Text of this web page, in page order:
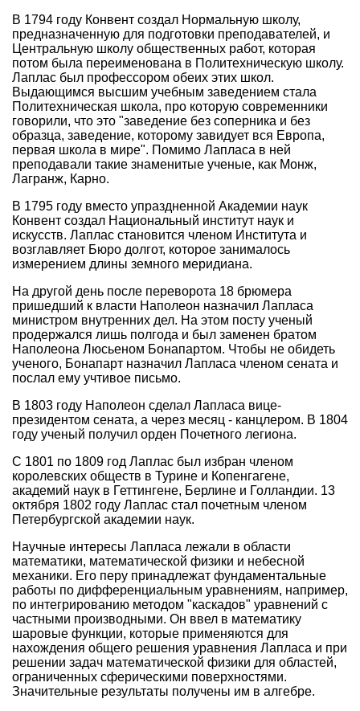
В 1794 году Конвент создал Нормальную школу,
предназначенную для подготовки преподавателей, и
Центральную школу общественных работ, которая
потом была переименована в Политехническую школу.
Лаплас был профессором обеих этих школ.
Выдающимся высшим учебным заведением стала
Политехническая школа, про которую современники
говорили, что это "заведение без соперника и без
образца, заведение, которому завидует вся Европа,
первая школа в мире". Помимо Лапласа в ней
преподавали такие знаменитые ученые, как Монж,
Лагранж, Карно.
В 1795 году вместо упраздненной Академии наук
Конвент создал Национальный институт наук и
искусств. Лаплас становится членом Института и
возглавляет Бюро долгот, которое занималось
измерением длины земного меридиана.
На другой день после переворота 18 брюмера
пришедший к власти Наполеон назначил Лапласа
министром внутренних дел. На этом посту ученый
продержался лишь полгода и был заменен братом
Наполеона Люсьеном Бонапартом. Чтобы не обидеть
ученого, Бонапарт назначил Лапласа членом сената и
послал ему учтивое письмо.
В 1803 году Наполеон сделал Лапласа вице-
президентом сената, а через месяц - канцлером. В 1804
году ученый получил орден Почетного легиона.
С 1801 по 1809 год Лаплас был избран членом
королевских обществ в Турине и Копенгагене,
академий наук в Геттингене, Берлине и Голландии. 13
октября 1802 году Лаплас стал почетным членом
Петербургской академии наук.
Научные интересы Лапласа лежали в области
математики, математической физики и небесной
механики. Его перу принадлежат фундаментальные
работы по дифференциальным уравнениям, например,
по интегрированию методом "каскадов" уравнений с
частными производными. Он ввел в математику
шаровые функции, которые применяются для
нахождения общего решения уравнения Лапласа и при
решении задач математической физики для областей,
ограниченных сферическими поверхностями.
Значительные результаты получены им в алгебре.